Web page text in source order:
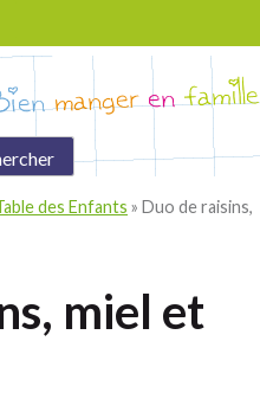
des Enfants » Duo de raisins,
miel et